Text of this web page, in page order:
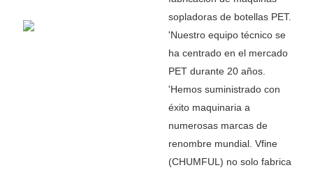
sopladoras de botellas PET.
'Nuestro equipo técnico se
ha centrado en el mercado
PET durante 20 años.
'Hemos suministrado con
éxito maquinaria a
numerosas marcas de
renombre mundial. Vfine
(CHUMFUL) no solo fabrica